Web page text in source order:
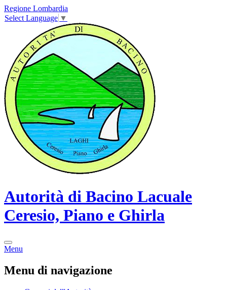
Regione Lombardia
Select Language ▼
Autorità di Bacino Lacuale
Ceresio, Piano e Ghirla
Menu
Menu di navigazione